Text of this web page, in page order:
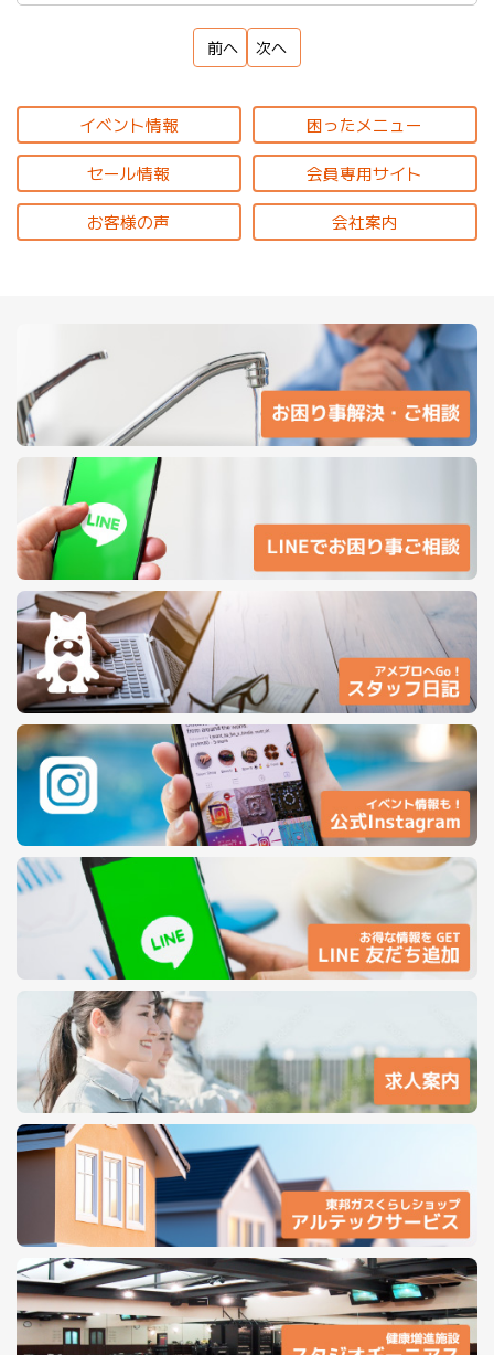
前へ 次へ
イベント情報 困ったメニュー
セール情報 会員専用サイト
お客様の声 会社案内